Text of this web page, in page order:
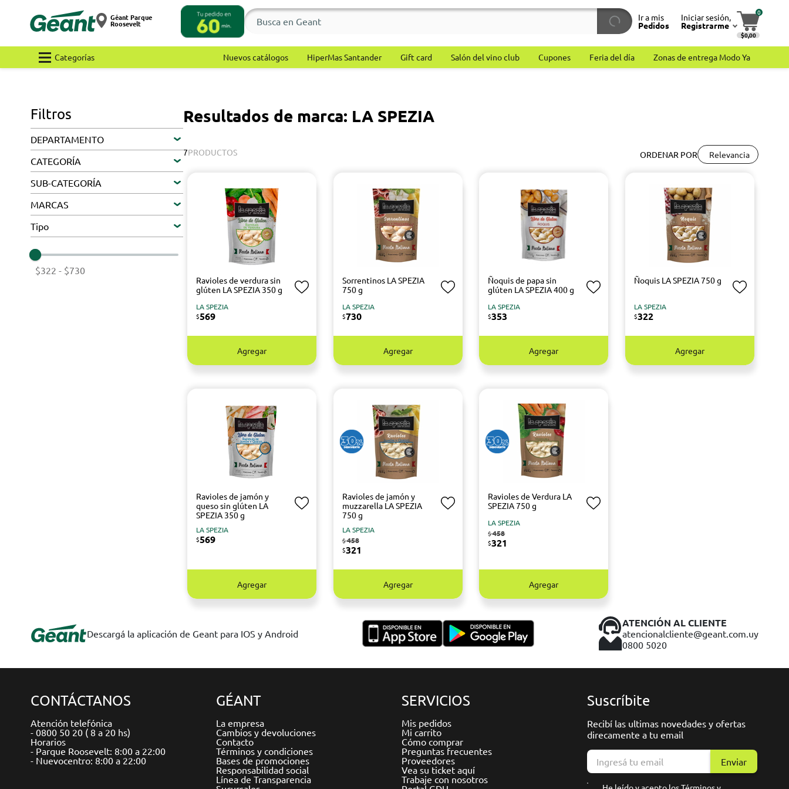
Géant Parque
Roosevelt
Ir a mis
Pedidos
Iniciar sesión,
Registrarme
0
$0,00
Categorías Nuevos catálogos HiperMas Santander Gift card Salón del vino club Cupones Feria del día Zonas de entrega Modo Ya
Filtros
DEPARTAMENTO
CATEGORÍA
SUB-CATEGORÍA
MARCAS
Tipo
$322 - $730
Resultados de marca: LA SPEZIA
ORDENAR POR Relevancia
7PRODUCTOS
Ravioles de verdura sin
glúten LA SPEZIA 350 g
LA SPEZIA
$569
Agregar
Sorrentinos LA SPEZIA
750 g
LA SPEZIA
$730
Agregar
Ñoquis de papa sin
glúten LA SPEZIA 400 g
LA SPEZIA
$353
Agregar
Ñoquis LA SPEZIA 750 g
LA SPEZIA
$322
Agregar
Ravioles de jamón y
queso sin glúten LA
SPEZIA 350 g
LA SPEZIA
$569
Agregar
Ravioles de jamón y
muzzarella LA SPEZIA
750 g
LA SPEZIA
$458
$321
Agregar
Ravioles de Verdura LA
SPEZIA 750 g
LA SPEZIA
$458
$321
Agregar
Descargá la aplicación de Geant para IOS y Android
ATENCIÓN AL CLIENTE
atencionalcliente@geant.com.uy
0800 5020
CONTÁCTANOS
Atención telefónica
- 0800 50 20 ( 8 a 20 hs)
Horarios
- Parque Roosevelt: 8:00 a 22:00
- Nuevocentro: 8:00 a 22:00
GÉANT
La empresa
Cambios y devoluciones
Contacto
Términos y condiciones
Bases de promociones
Responsabilidad social
Línea de Transparencia
SERVICIOS
Mis pedidos
Mi carrito
Cómo comprar
Preguntas frecuentes
Proveedores
Vea su ticket aquí
Trabaje con nosotros
Suscríbite
Recibí las ultimas novedades y ofertas
direcamente a tu email
Enviar